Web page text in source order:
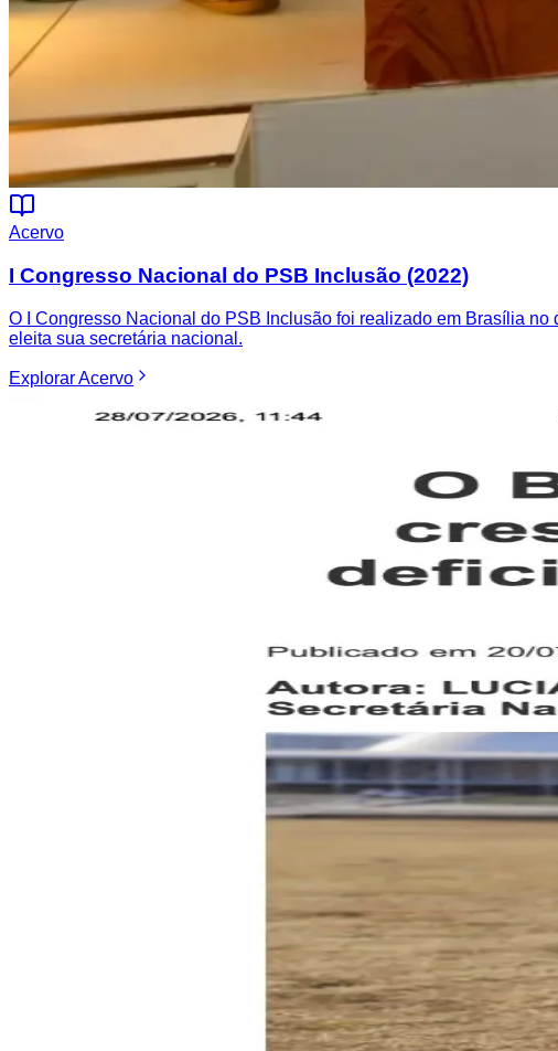
Acervo
I Congresso Nacional do PSB Inclusão (2022)
O I Congresso Nacional do PSB Inclusão foi realizado em Brasília
eleita sua secretária nacional.
ExplorarAcervo